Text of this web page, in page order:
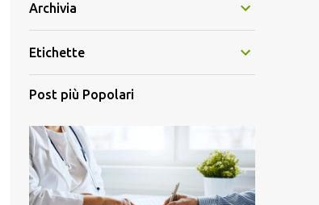
Archivia
Etichette
Post più Popolari